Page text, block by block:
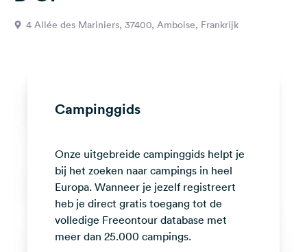
Taal:
Facebook
Instagram
4 Allée des Mariniers, 37400, Amboise, Frankrijk
Campinggids
Onze uitgebreide campinggids helpt je
bij het zoeken naar campings in heel
Europa. Wanneer je jezelf registreert
heb je direct gratis toegang tot de
volledige Freeontour database met
meer dan 25.000 campings.